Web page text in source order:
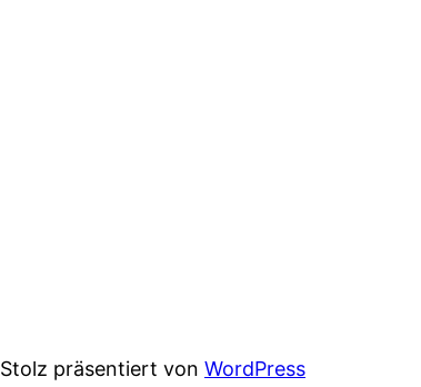
Stolz präsentiert von WordPress